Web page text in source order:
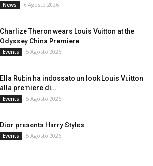
News 6 Agosto 2026
Charlize Theron wears Louis Vuitton at the
Odyssey China Premiere
Events 5 Agosto 2026
Ella Rubin ha indossato un look Louis Vuitton
alla premiere di...
Events 5 Agosto 2026
Dior presents Harry Styles
Events 5 Agosto 2026